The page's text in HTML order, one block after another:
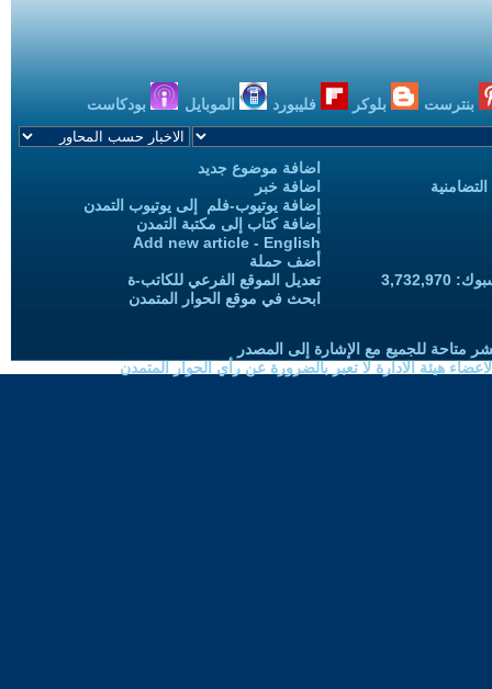
بنترست بلوكر فليبورد الموبايل بودكاست
اضافة موضوع جديد
اضافة خبر
إضافة يوتيوب-فلم إلى يوتيوب التمدن
إضافة كتاب إلى مكتبة التمدن
Add new article - English
أضف حملة
تعديل الموقع الفرعي للكاتب-ة
ابحث في موقع الحوار المتمدن
متاحة للجميع مع الإشارة إلى المصدر
هيئة الادارة لا تعبر بالضرورة عن رأي الحوار المتمدن